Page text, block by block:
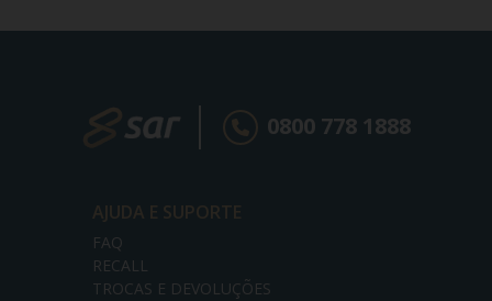
0800 778 1888
AJUDA E SUPORTE
FAQ
RECALL
TROCAS E DEVOLUÇÕES